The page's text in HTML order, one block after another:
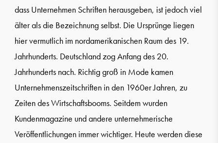
dass Unternehmen Schriften herausgeben, ist jedoch viel
älter als die Bezeichnung selbst. Die Ursprünge liegen
hier vermutlich im nordamerikanischen Raum des 19.
Jahrhunderts. Deutschland zog Anfang des 20.
Jahrhunderts nach. Richtig groß in Mode kamen
Unternehmenszeitschriften in den 1960er Jahren, zu
Zeiten des Wirtschaftsbooms. Seitdem wurden
Kundenmagazine und andere unternehmerische
Veröffentlichungen immer wichtiger. Heute werden diese